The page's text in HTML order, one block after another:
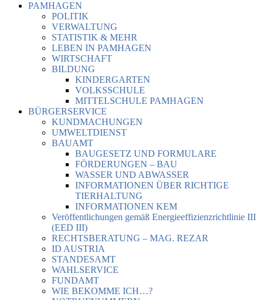
PAMHAGEN
POLITIK
VERWALTUNG
STATISTIK & MEHR
LEBEN IN PAMHAGEN
WIRTSCHAFT
BILDUNG
KINDERGARTEN
VOLKSSCHULE
MITTELSCHULE PAMHAGEN
BÜRGERSERVICE
KUNDMACHUNGEN
UMWELTDIENST
BAUAMT
BAUGESETZ UND FORMULARE
FÖRDERUNGEN – BAU
WASSER UND ABWASSER
INFORMATIONEN ÜBER RICHTIGE
TIERHALTUNG
INFORMATIONEN KEM
Veröffentlichungen gemäß Energieeffizienzrichtlinie III
(EED III)
RECHTSBERATUNG – MAG. REZAR
ID AUSTRIA
STANDESAMT
WAHLSERVICE
FUNDAMT
WIE BEKOMME ICH…?